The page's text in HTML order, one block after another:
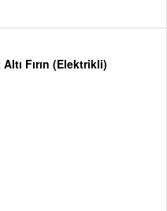
Fırın (Elektrikli)